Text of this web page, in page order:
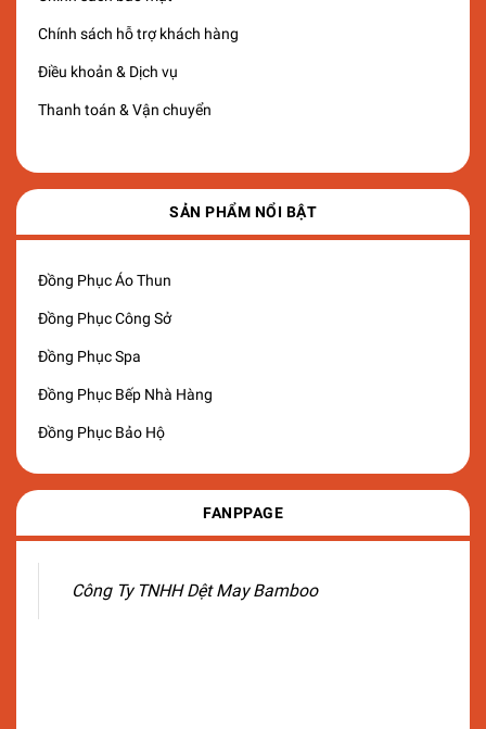
Chính sách hỗ trợ khách hàng
Điều khoản & Dịch vụ
Thanh toán & Vận chuyển
SẢN PHẨM NỔI BẬT
Đồng Phục Áo Thun
Đồng Phục Công Sở
Đồng Phục Spa
Đồng Phục Bếp Nhà Hàng
Đồng Phục Bảo Hộ
FANPPAGE
Công Ty TNHH Dệt May Bamboo